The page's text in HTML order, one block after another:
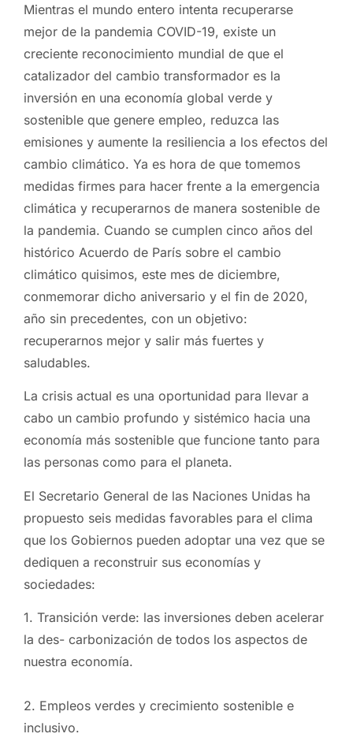
Mientras el mundo entero intenta recuperarse
mejor de la pandemia COVID-19, existe un
creciente reconocimiento mundial de que el
catalizador del cambio transformador es la
inversión en una economía global verde y
sostenible que genere empleo, reduzca las
emisiones y aumente la resiliencia a los efectos del
cambio climático. Ya es hora de que tomemos
medidas firmes para hacer frente a la emergencia
climática y recuperarnos de manera sostenible de
la pandemia. Cuando se cumplen cinco años del
histórico Acuerdo de París sobre el cambio
climático quisimos, este mes de diciembre,
conmemorar dicho aniversario y el fin de 2020,
año sin precedentes, con un objetivo:
recuperarnos mejor y salir más fuertes y
saludables.
La crisis actual es una oportunidad para llevar a
cabo un cambio profundo y sistémico hacia una
economía más sostenible que funcione tanto para
las personas como para el planeta.
El Secretario General de las Naciones Unidas ha
propuesto seis medidas favorables para el clima
que los Gobiernos pueden adoptar una vez que se
dediquen a reconstruir sus economías y
sociedades:
1. Transición verde: las inversiones deben acelerar
la des- carbonización de todos los aspectos de
nuestra economía.
2. Empleos verdes y crecimiento sostenible e
inclusivo.